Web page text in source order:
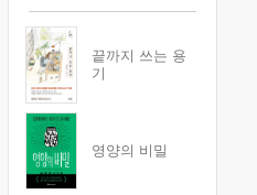
끝까지 쓰는 용
기
영양의 비밀